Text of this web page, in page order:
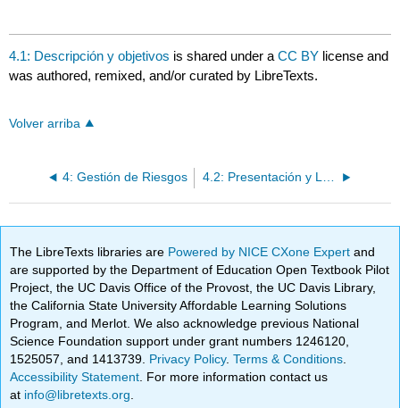
4.1: Descripción y objetivos is shared under aCC BY license and
was authored, remixed, and/or curated by LibreTexts.
Volver arriba
4: Gestión de Riesgos
The LibreTexts libraries are Powered by NICE CXone Expertand
are supported by the Department of Education Open Textbook Pilot
Project, the UC Davis Office of the Provost, the UC Davis Library,
the California State University Affordable Learning Solutions
Program, and Merlot. We also acknowledge previous National
Science Foundation support under grant numbers 1246120,
1525057, and 1413739. Privacy Policy.Terms & Conditions
Accessibility Statement . For more information contact us
at info@libretexts.org